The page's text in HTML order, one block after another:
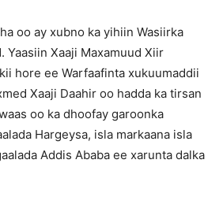
oo ay xubno ka yihiin Wasiirka
Yaasiin Xaaji Maxamuud Xiir
hore ee Warfaafinta xukuumaddii
Xaaji Daahir oo hadda ka tirsan
oo ka dhoofay garoonka
Hargeysa, isla markaana isla
Addis Ababa ee xarunta dalka